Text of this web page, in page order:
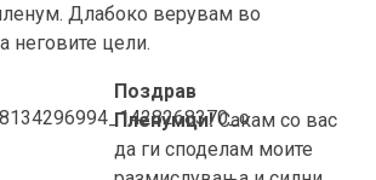
Длабоко верувам во
неговите цели.
Поздрав
Пленумци!Сакам со вас
да ги споделам моите